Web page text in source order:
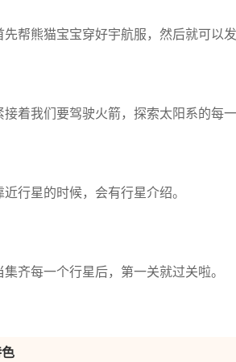
先帮熊猫宝宝穿好宇航服，然后就可以发
接着我们要驾驶火箭，探索太阳系的每一
近行星的时候，会有行星介绍。
集齐每一个行星后，第一关就过关啦。